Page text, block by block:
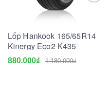
Lốp Hankook 165/65R14
Kinergy Eco2 K435
880.000₫ 1.180.000₫